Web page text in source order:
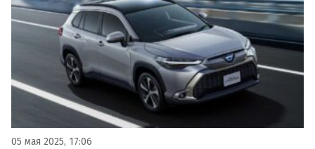
05 мая 2025, 17:06